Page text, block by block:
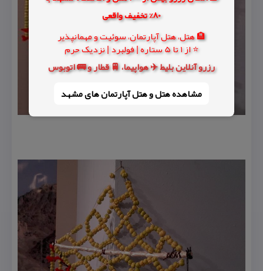
80% تخفیف واقعی
🏨 هتل، هتل آپارتمان، سوئیت و مهمانپذیر
⭐ از 1 تا 5 ستاره | فولبرد | نزدیک حرم
رزرو آنلاین بلیط ✈️ هواپیما، 🚆 قطار و 🚌 اتوبوس
مشاهده هتل و هتل‌ آپارتمان های مشهد